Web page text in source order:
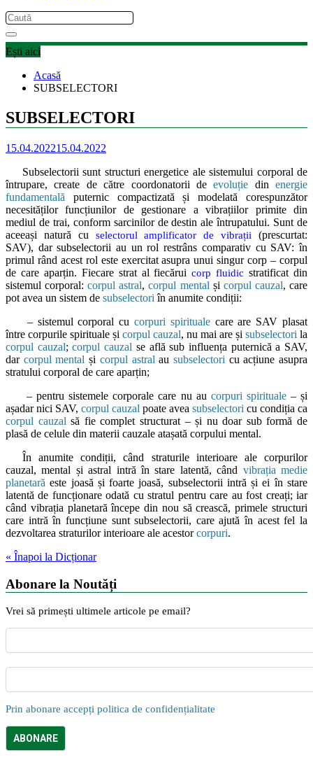
Ești aici
Acasă
SUBSELECTORI
SUBSELECTORI
15.04.202215.04.2022
Subselectorii sunt structuri energetice ale sistemului corporal de
întrupare, create de către coordonatorii deevoluție din energie
fundamentală puternic compactizată și modelată corespunzător
necesităților funcțiunilor de gestionare a vibrațiilor primite din
mediul de trai, conform sarcinilor de destin ale întrupatului. Sunt de
aceeași natură cu selectorul amplificator de vibrații
(prescurtat:
SAV), dar subselectorii au un rol restrâns comparativ cu SAV: în
primul rând acest rol este exercitat asupra unui singur corp – corpul
de care aparțin. Fiecare strat al fiecăruicorp fluidic stratificat din
sistemul corporal:corpul astral,corpul mental și corpul cauzal, care
pot avea un sistem de subselectori în anumite condiții:
– sistemul corporal cu corpuri spiritualecare are SAV plasat
între corpurile spirituale și corpul cauzal, nu mai are și subselectori la
corpul cauzal;corpul cauzal se află sub influența puternică a SAV,
dar corpul mental și corpul astral au subselectori cu acțiune asupra
stratului corporal de care aparțin;
– pentru sistemele corporale care nu au corpuri spirituale– și
așadar nici SAV, corpul cauzal poate avea subselectori cu condiția ca
corpul cauzal să fie complet structurat – și nu doar sub formă de
plasă de celule din materii cauzale atașată corpului mental.
În anumite condiții, când straturile interioare ale corpurilor
cauzal, mental și astral intră în stare latentă, când vibrația medie
planetară este joasă și foarte joasă, subselectorii intră și ei în stare
latentă de funcționare odată cu stratul pentru care au fost creați; iar
când vibrația planetară începe din nou să crească, primele structuri
care intră în funcțiune sunt subselectorii, care ajută în acest fel la
dezvoltarea straturilor interioare ale acestorcorpuri.
« Înapoi la Dicționar
Abonare la Noutăți
Vrei să primești ultimele articole pe email?
Prin abonare accepți politica de confidențialitate